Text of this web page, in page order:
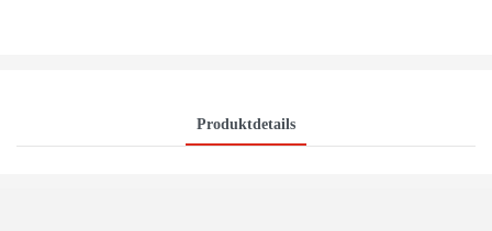
Produktdetails